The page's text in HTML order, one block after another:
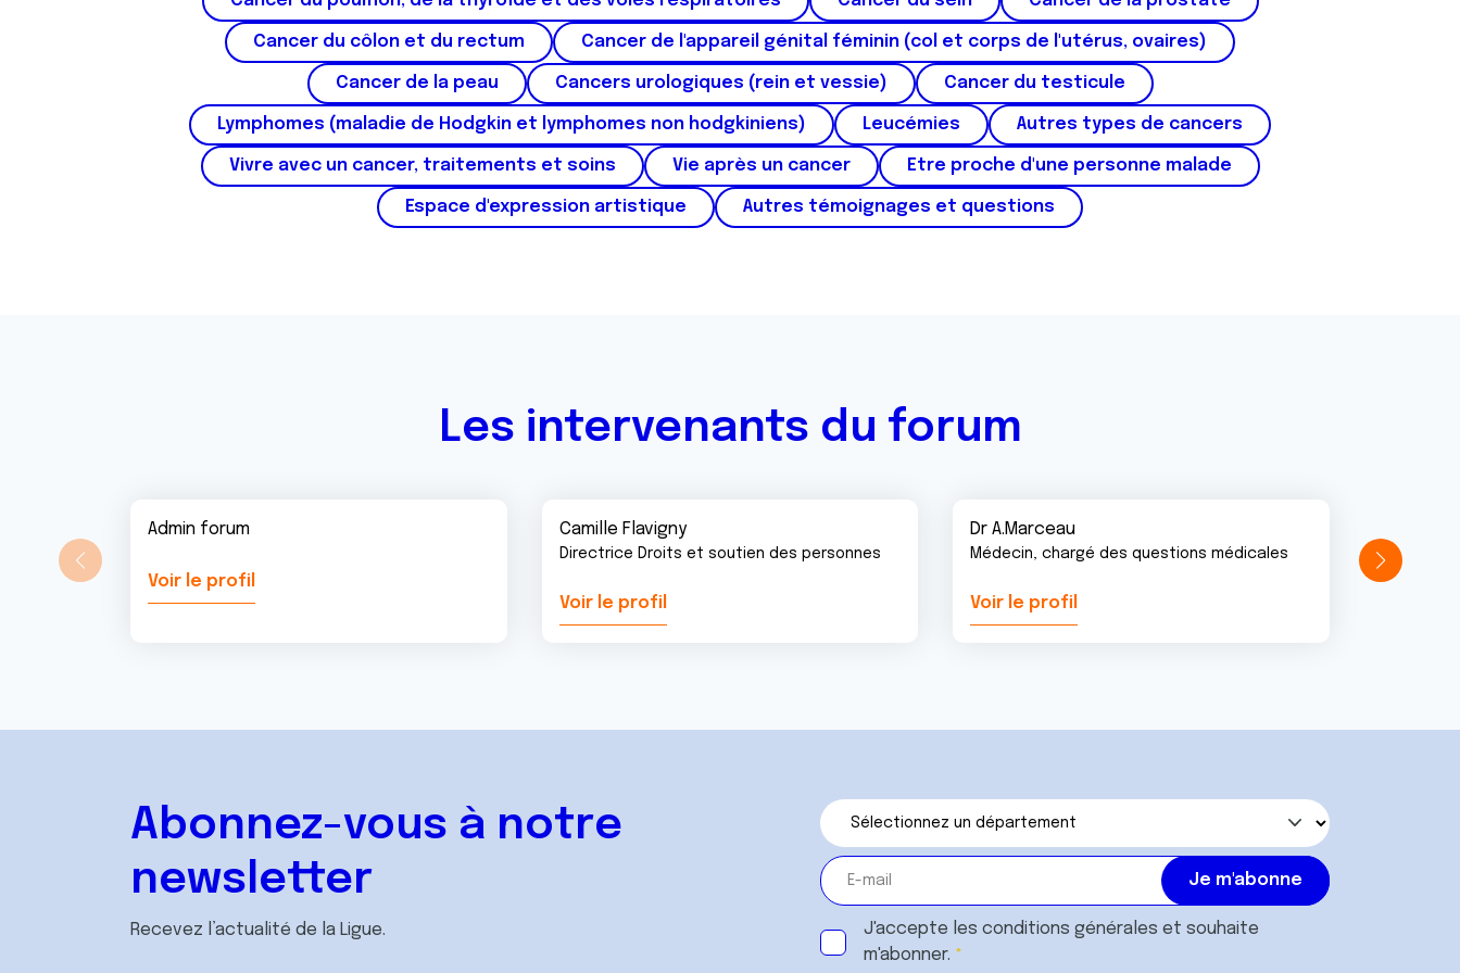
e
n
t
m
e
n
t
Cancer du côlon et du rectum Cancer de l'appareil génital féminin (col et corps de l'utérus, ovaires)
Cancer de la peau Cancers urologiques (rein et vessie) Cancer du testicule
Lymphomes (maladie de Hodgkin et lymphomes non hodgkiniens) Leucémies Autres types de cancers
Vivre avec un cancer, traitements et soins Vie après un cancer Etre proche d'une personne malade
Espace d'expression artistique Autres témoignages et questions
Les intervenants du forum
Admin forum
Voir le profil
Camille Flavigny
Directrice Droits et soutien des personnes
Voir le profil
Dr A.Marceau
Médecin, chargé des questions médicales
Voir le profil
Abonnez-vous à notre
newsletter
Recevez l’actualité de la Ligue. J'accepte les conditions générales et souhaite
m'abonner.